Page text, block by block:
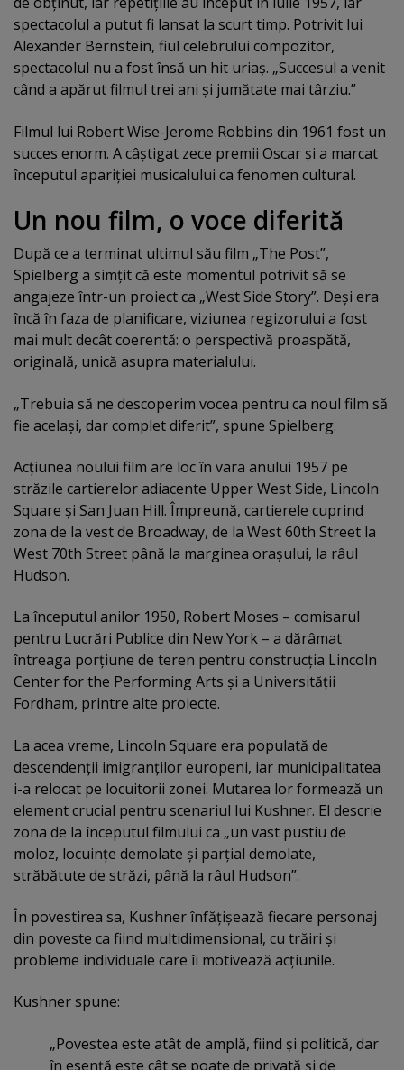
spectacolul a putut fi lansat la scurt timp. Potrivit lui
Alexander Bernstein, fiul celebrului compozitor,
spectacolul nu a fost însă un hit uriaş. „Succesul a venit
când a apărut filmul trei ani şi jumătate mai târziu.”
Filmul lui Robert Wise-Jerome Robbins din 1961 fost un
succes enorm. A câştigat zece premii Oscar şi a marcat
începutul apariţiei musicalului ca fenomen cultural.
Un nou film, o voce diferită
După ce a terminat ultimul său film „The Post”,
Spielberg a simţit că este momentul potrivit să se
angajeze într-un proiect ca „West Side Story”. Deşi era
încă în faza de planificare, viziunea regizorului a fost
mai mult decât coerentă: o perspectivă proaspătă,
originală, unică asupra materialului.
„Trebuia să ne descoperim vocea pentru ca noul film să
fie acelaşi, dar complet diferit”, spune Spielberg.
Acţiunea noului film are loc în vara anului 1957 pe
străzile cartierelor adiacente Upper West Side, Lincoln
Square şi San Juan Hill. Împreună, cartierele cuprind
zona de la vest de Broadway, de la West 60th Street la
West 70th Street până la marginea oraşului, la râul
Hudson.
La începutul anilor 1950, Robert Moses – comisarul
pentru Lucrări Publice din New York – a dărâmat
întreaga porţiune de teren pentru construcţia Lincoln
Center for the Performing Arts şi a Universităţii
Fordham, printre alte proiecte.
La acea vreme, Lincoln Square era populată de
descendenţii imigranţilor europeni, iar municipalitatea
i-a relocat pe locuitorii zonei. Mutarea lor formează un
element crucial pentru scenariul lui Kushner. El descrie
zona de la începutul filmului ca „un vast pustiu de
moloz, locuinţe demolate şi parţial demolate,
străbătute de străzi, până la râul Hudson”.
În povestirea sa, Kushner înfăţişează fiecare personaj
din poveste ca fiind multidimensional, cu trăiri şi
probleme individuale care îi motivează acţiunile.
Kushner spune:
„Povestea este atât de amplă, fiind şi politică, dar
în esenţă este cât se poate de privată şi de